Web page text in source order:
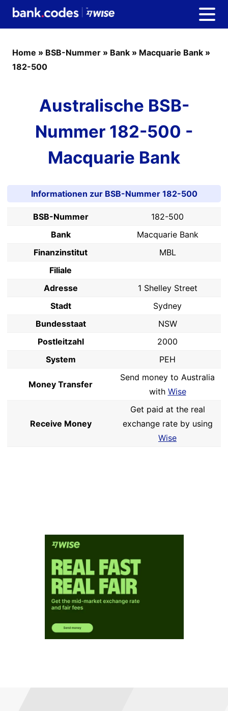
Home » BSB-Nummer » Bank » Macquarie Bank »
182-500
Australische BSB-
Nummer 182-500 -
Macquarie Bank
Informationen zur BSB-Nummer 182-500
BSB-Nummer
182-500
Bank
Macquarie Bank
Finanzinstitut
MBL
Filiale
Adresse
1 Shelley Street
Stadt
Sydney
Bundesstaat
NSW
Postleitzahl
2000
System
PEH
Money Transfer
Send money to Australia
with Wise
Receive Money
Get paid at the real
exchange rate by using
Wise